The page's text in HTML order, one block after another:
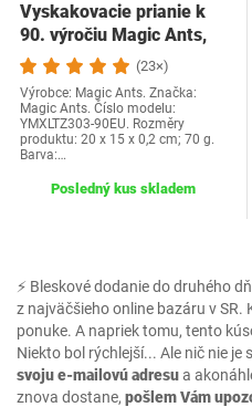
⚡ Bleskové dodanie do druhého
z najväčšieho online bazáru v SR.
ponuke. A napriek tomu, tento
Niekto bol rýchlejší... Ale nič nie je
svoju e-mailovú adresua
znova dostane, pošlem Vám
Vyskakovacie prianie k
90. výročiu Magic Ants,
prianie k…
(23×)
Výrobce: Magic Ants. Značka:
Magic Ants. Číslo modelu:
YMXLTZ303-90EU. Rozměry
produktu: 20 x 15 x 0,2 cm; 70 g.
Barva:…
Posledný kus skladem